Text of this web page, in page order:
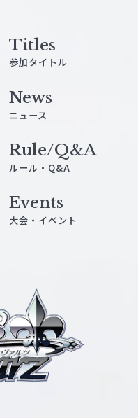
Titles
参加タイトル
News
ニュース
Events
大会・イベント
Rule/Q&A
ルール・Q&A